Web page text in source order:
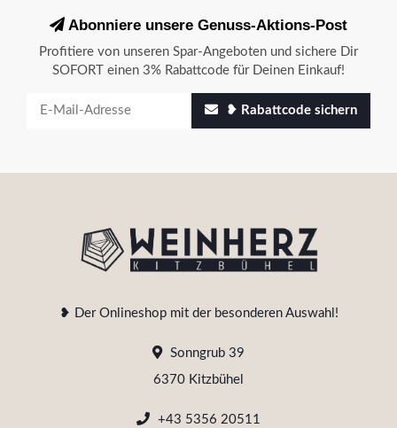
Abonniere unsere Genuss-Aktions-Post
Profitiere von unseren Spar-Angeboten und sichere Dir
SOFORT einen 3% Rabattcode für Deinen Einkauf!
❥ Rabattcode sichern
❥ Der Onlineshop mit der besonderen Auswahl!
Sonngrub 39
6370 Kitzbühel
+43 5356 20511